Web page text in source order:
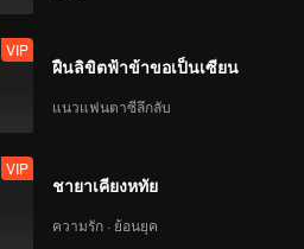
VIP
ฝืนลิขิตฟ้าข้าขอเป็นเซียน
แนวแฟนตาซีลึกลับ
VIP
ชายาเคียงหทัย
ความรัก · ย้อนยุค